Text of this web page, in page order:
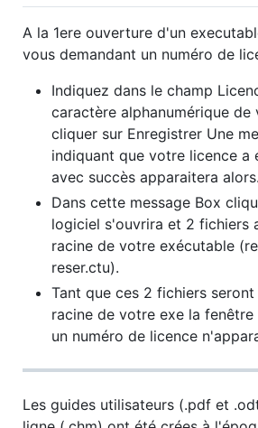
A la 1ere ouverture d'un
vous demandant un numéro de
Indiquez dans le champ
caractère alphanumérique
cliquer sur Enregistrer Une
indiquant que votre licence a
avec succès apparaitera alors.
Dans cette message Box
logiciel s'ouvrira et 2 fichiers
racine de votre exécutable
reser.ctu).
Tant que ces 2 fichiers
racine de votre exe la fenêtre
un numéro de licence
Les guides utilisateurs (.pdf et